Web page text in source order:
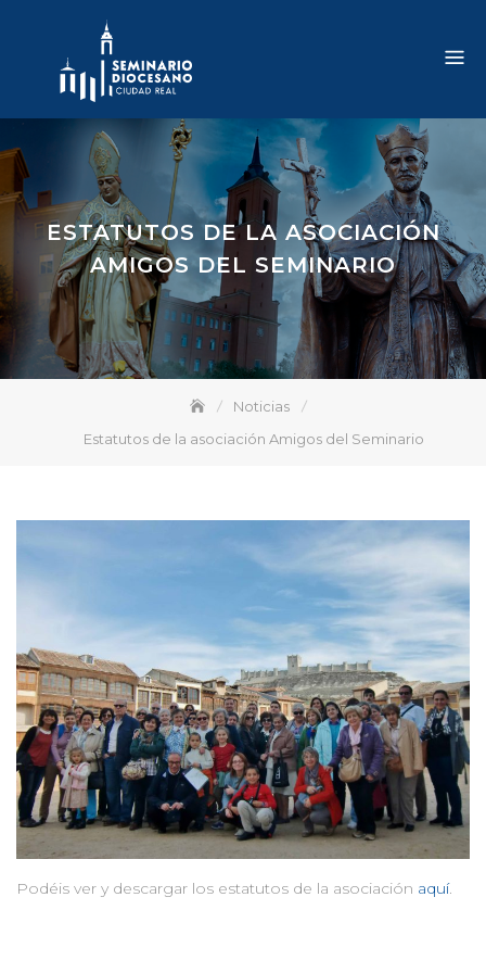
ESTATUTOS DE LA ASOCIACIÓN
AMIGOS DEL SEMINARIO
Noticias
Estatutos de la asociación Amigos del Seminario
Podéis ver y descargar los estatutos de la asociación aquí.